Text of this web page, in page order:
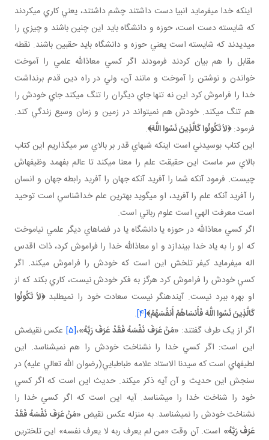
اينکه خدا مي فرمايد انبيا دست داشتند چشم داشتند، يعني کاري مي کردند
که شايسته دست است، حوزه و دانشگاه بايد اين چنين باشند و چيزي را
مي ديدند که شايسته است يعني حوزه و دانشگاه بايد حق بين باشند. نقطه
مقابل را هم بيان کردند فرمودند اگر کسي معاذالله علمي را آموخت
خواندن و نوشتن را آموخت و مانند آن، ولي در راه دين قدم برنداشت
خدا را فراموش کرد اين نه تنها جاي ديگران را تنگ مي کند جاي خودش را
هم تنگ مي کند. خودش هم نمي تواند در زمين و زمان وسيع زندگي کند.
فرمود:﴿لاَ تَكُونُوا كَالَّذِينَ نَسُوا اللَّهَ﴾.
اين کتاب بوسيدني است اينکه شب هاي قدر بر بالاي سر مي گذاريم اين کتاب
بالاي سر ماست اين حقيقت علم را معنا مي کند تا عالم بفهمد وظيفه اش
چيست. فرمود آنکه شما را آفريد آنکه جهان را آفريد رابطه جهان و انسان
را آفريد آنکه علم را آفريد، او مي گويد بهترين علم خداشناسي است توحيد
است معرفت الهي است علوم رباني است.
اگر کسي معاذالله در حوزه يا دانشگاه يا در فضاهاي ديگر علمي نياموخت
که او را به ياد خدا بيندازد و او معاذالله خدا را فراموش کرد، ذات اقدس
اله مي فرمايد کيفر تلخش اين است که خودش را فراموش مي کند. اگر
کسي خودش را فراموش کرد هرگز به فکر خودش نيست، کاري بکند که از
او بهره ببرد نيست. آينده نگر نيست سعادت خود را نمي طلبد﴿لاَ تَكُونُوا
كَالَّذِينَ نَسُوا اللَّهَ فَأَنسَاهُمْ أَنفُسَهُمْ﴾[4]
.
اگر از يک طرف گفتند: «مَنْ عَرَفَ نَفْسَهُ فَقَدْ عَرَفَ رَبَّهُ»،[5]
عکس نقيضش
اين است: اگر کسي خدا را نشناخت خودش را هم نمي شناسد. اين
لطيفه اي است که سيدنا الاستاد علامه طباطبايي(رضوان الله تعالي عليه) در
سنجش اين حديث و آن آيه ذکر مي کند. حديث اين است که اگر کسي
خود را شناخت خدا را مي شناسد. آيه اين است که اگر کسي خدا را
نشناخت خودش را نمي شناسد. به منزله عکس نقيض «مَنْ عَرَفَ نَفْسَهُ فَقَدْ
عَرَفَ رَبَّهُ» است. آن وقت «من لم يعرف ربه لا يعرف نفسه» اين تلخ ترين